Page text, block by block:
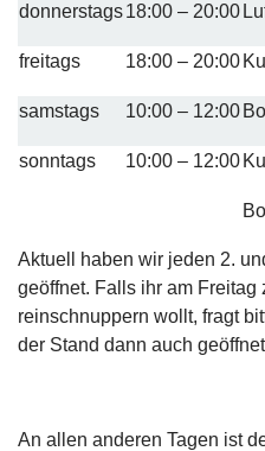
donnerstags18:00 – 20:00
freitags 18:00 – 20:00
samstags 10:00 – 12:00
sonntags 10:00 – 12:00
Aktuell haben wir jeden 2.
geöffnet. Falls ihr am Freitag
reinschnuppern wollt, fragt
der Stand dann auch
An allen anderen Tagen ist